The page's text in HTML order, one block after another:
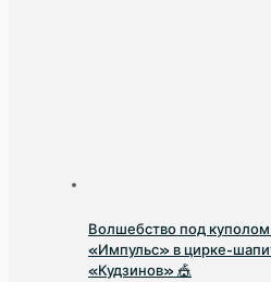
Волшебство под
«Импульс» в цирке-
«Кудзинов» 🎪